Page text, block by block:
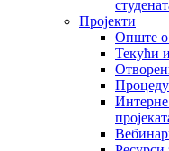
Пројекти
Опште о
Текући
Интерне